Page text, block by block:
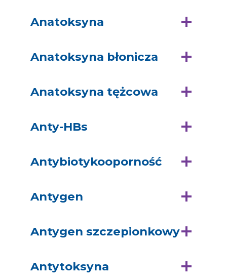
Anatoksyna
Anatoksyna błonicza
Anatoksyna tężcowa
Anty-HBs
Antybiotykooporność
Antygen
Antygen szczepionkowy
Antytoksyna